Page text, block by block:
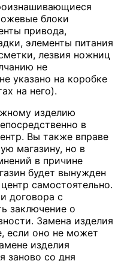
блоки
привода,
элементы питания
лезвия ножниц
не
указано на коробке
на него).
изделию
в
Вы также вправе
магазину, но в
в причине
будет вынужден
самостоятельно.
договора с
заключение о
Замена изделия
если оно не может
изделия
заново со дня